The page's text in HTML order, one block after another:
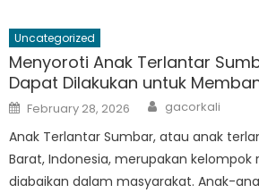
Uncategorized
Menyoroti Anak Terlantar
Dapat Dilakukan untuk
Posted
on
February 28, 2026 Author
gacorkali
Anak Terlantar Sumbar, atau anak
Barat, Indonesia, merupakan kelompok
diabaikan dalam masyarakat. Anak-